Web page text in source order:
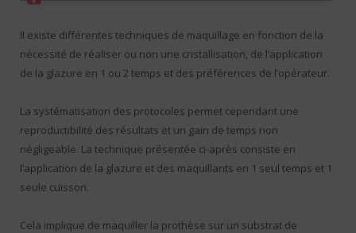
Il existe différentes techniques de maquillage en fonction de la
nécessité de réaliser ou non une cristallisation, de l’application
de la glazure en 1 ou 2 temps et des préférences de l’opérateur.
La systématisation des protocoles permet cependant une
reproductibilité des résultats et un gain de temps non
négligeable. La technique présentée ci-après consiste en
l’application de la glazure et des maquillants en 1 seul temps et 1
seule cuisson.
Cela implique de maquiller la prothèse sur un substrat de